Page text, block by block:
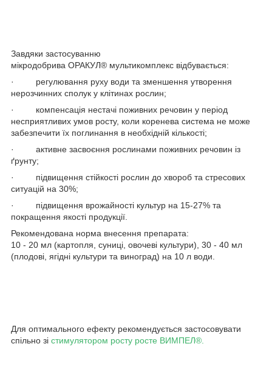
Завдяки застосуванню
мікродобрива ОРАКУЛ® мультикомплекс відбувається:
· регулювання руху води та зменшення утворення
нерозчинних сполук у клітинах рослин;
· компенсація нестачі поживних речовин у період
несприятливих умов росту, коли коренева система не може
забезпечити їх поглинання в необхідній кількості;
· активне засвоєння рослинами поживних речовин із
ґрунту;
· підвищення стійкості рослин до хвороб та стресових
ситуацій на 30%;
· підвищення врожайності культур на 15-27% та
покращення якості продукції.
Рекомендована норма внесення препарата:
10 - 20 мл (картопля, суниці, овочеві культури), 30 - 40 мл
(плодові, ягідні культури та виноград) на 10 л води.
Для оптимального ефекту рекомендується застосовувати
спільно зі стимулятором росту росте ВИМПЕЛ®